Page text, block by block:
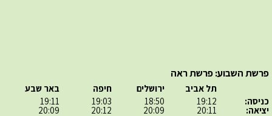
פרשת השבוע: פרשת ראה
כניסה:
יציאה:
תל אביב
19:12
20:11
ירושלים
18:50
20:09
חיפה
19:03
20:12
באר שבע
19:11
20:09